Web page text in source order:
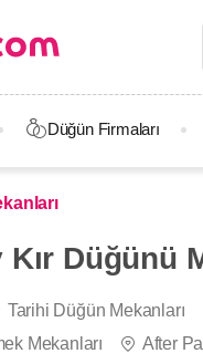
Düğün Firmaları
Düğünü
Tarihi Düğün Mekanları
Mekanları
After